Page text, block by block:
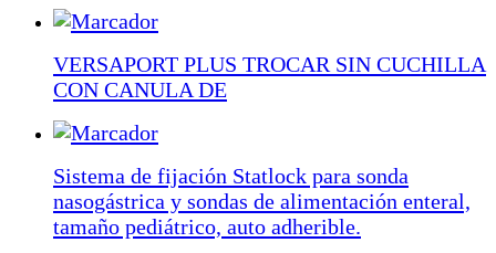
VERSAPORT PLUS TROCAR SIN CUCHILLA
CON CANULA DE
Sistema de fijación Statlock para sonda
nasogástrica y sondas de alimentación enteral,
tamaño pediátrico, auto adherible.